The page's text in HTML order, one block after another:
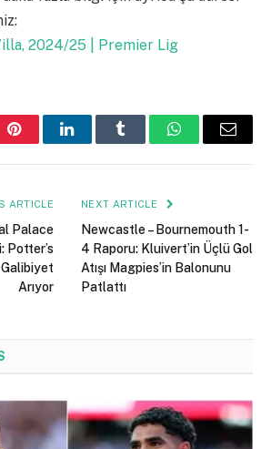
2024/25 | Premier Lig
PinterestLinkedInTumblr WhatsAppEmail
ARTICLE
Palace
Potter’s
Arıyor
NEXT ARTICLE
Newcastle – Bournemouth 1-
4 Raporu: Kluivert’in Üçlü Gol
Atışı Magpies’in Balonunu
Patlattı